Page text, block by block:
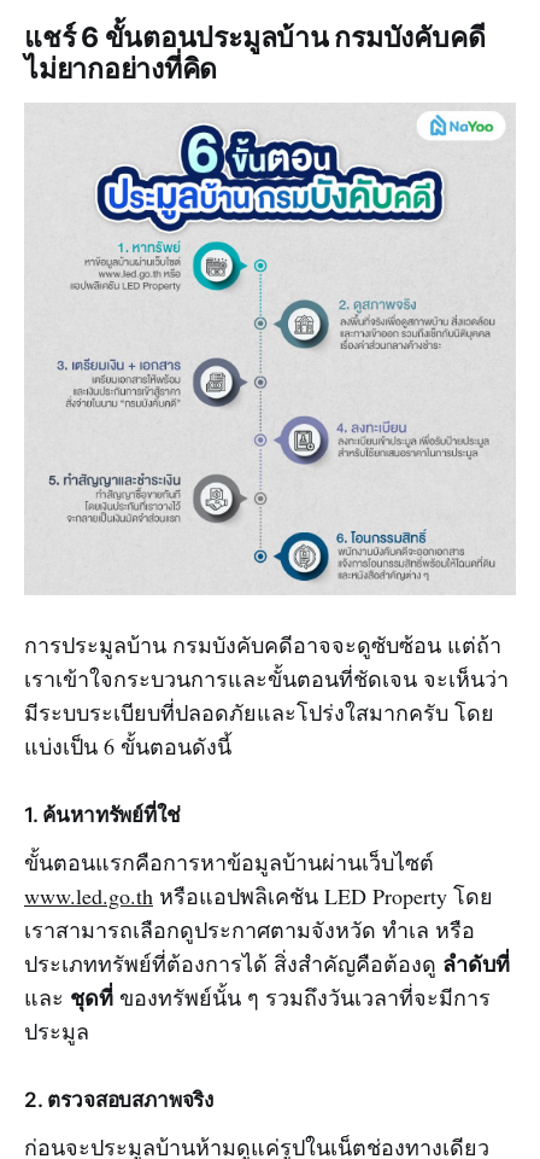
แชร์ 6 ขั้นตอนประมูลบ้าน กรมบังคับคดี
ไม่ยากอย่างที่คิด
การประมูลบ้าน กรมบังคับคดีอาจจะดูซับซ้อน แต่ถ้า
เราเข้าใจกระบวนการและขั้นตอนที่ชัดเจน จะเห็นว่า
มีระบบระเบียบที่ปลอดภัยและโปร่งใสมากครับ โดย
แบ่งเป็น 6 ขั้นตอนดังนี้
1. ค้นหาทรัพย์ที่ใช่
ขั้นตอนแรกคือการหาข้อมูลบ้านผ่านเว็บไซต์
www.led.go.th หรือแอปพลิเคชัน LED Property โดย
เราสามารถเลือกดูประกาศตามจังหวัด ทำเล หรือ
ประเภททรัพย์ที่ต้องการได้ สิ่งสำคัญคือต้องดู ลำดับที่
และ ชุดที่ ของทรัพย์นั้น ๆ รวมถึงวันเวลาที่จะมีการ
ประมูล
2. ตรวจสอบสภาพจริง
ก่อนจะประมูลบ้านห้ามดูแค่รูปในเน็ตช่องทางเดียว